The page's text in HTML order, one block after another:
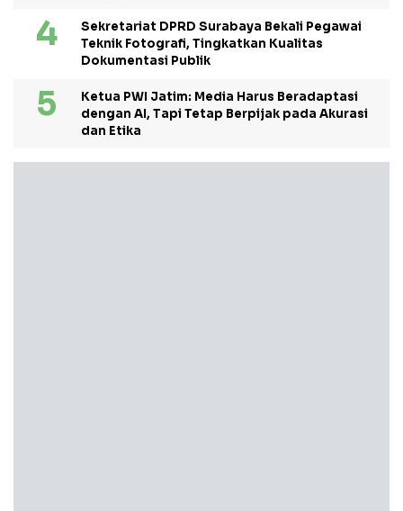
Sekretariat DPRD Surabaya Bekali Pegawai
Teknik Fotografi, Tingkatkan Kualitas
Dokumentasi Publik
Ketua PWI Jatim: Media Harus Beradaptasi
dengan AI, Tapi Tetap Berpijak pada Akurasi
dan Etika